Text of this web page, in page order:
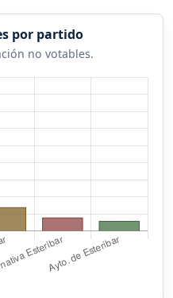
por partido
no votables.